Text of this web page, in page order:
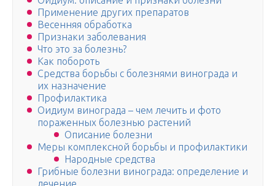
Применение других препаратов
Весенняя обработка
Признаки заболевания
Что это за болезнь?
Как побороть
Средства борьбы с болезнями винограда и
их назначение
Профилактика
Оидиум винограда – чем лечить и фото
пораженных болезнью растений
Описание болезни
Меры комплексной борьбы и профилактики
Народные средства
Грибные болезни винограда: определение и
лечение